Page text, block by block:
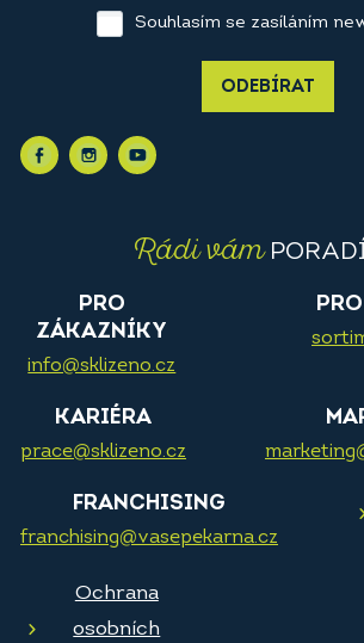
Souhlasím se zasíláním
ODEBÍRAT
Rádi vám
PRO
ZÁKAZNÍKY
info@sklizeno.cz
KARIÉRA
prace@sklizeno.cz
FRANCHISING
franchising@vasepekarna.cz
Ochrana
osobních